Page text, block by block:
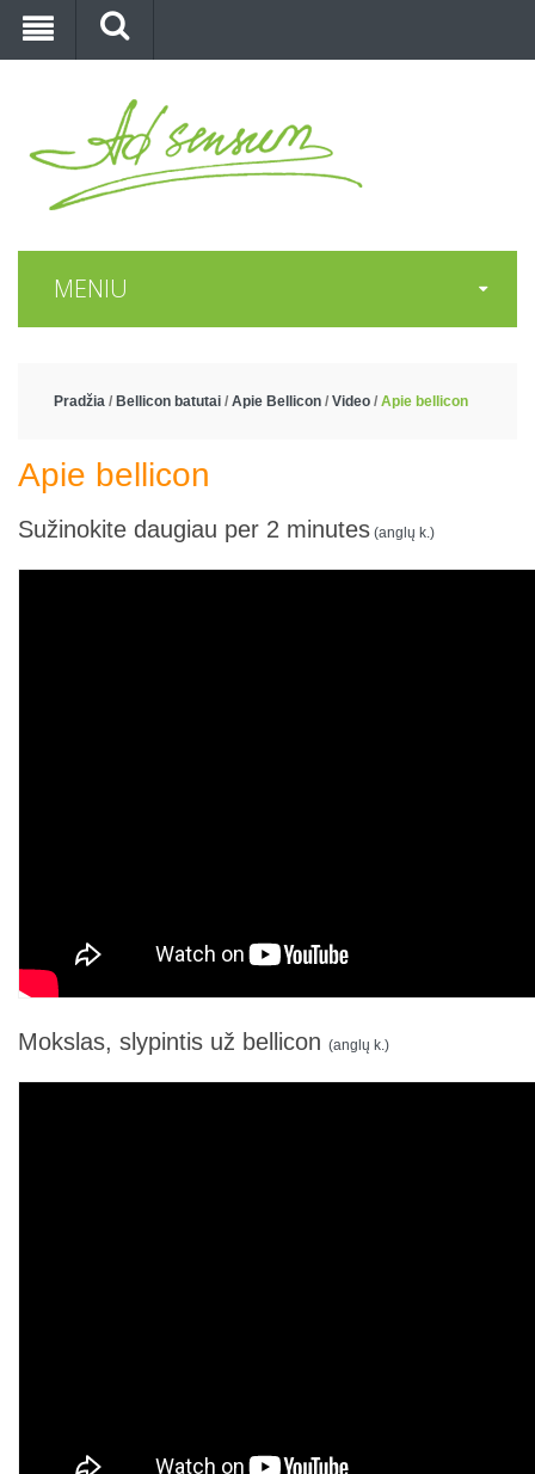
MENIU
Pradžia / Bellicon batutai / Apie Bellicon / Video / Apie bellicon
Apie bellicon
Sužinokite daugiau per 2 minutes (anglų k.)
Mokslas, slypintis už bellicon (anglų k.)